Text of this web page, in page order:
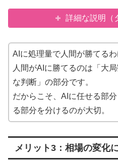
詳細な説明（
AIに処理量で人間が勝てるわ
人間がAIに勝てるのは「大
な判断」の部分です。
だからこそ、AIに任せる部
る部分を分けるのが大切。
メリット3：相場の変化